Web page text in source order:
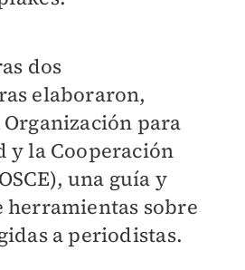
dos
elaboraron,
para
y la Cooperación
una guía y
herramientas sobre
a periodistas.